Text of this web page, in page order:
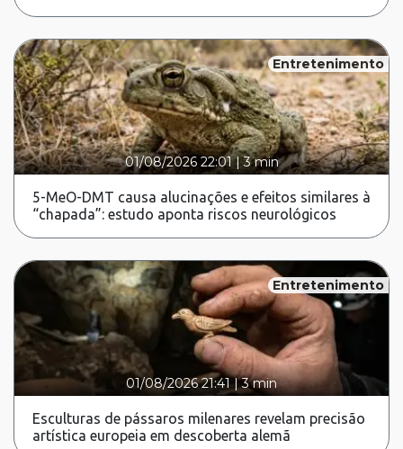
Entretenimento
01/08/2026 22:01|3 min
5-MeO-DMT causa alucinações e efeitos similares à
“chapada”: estudo aponta riscos neurológicos
Entretenimento
01/08/2026 21:41 |3 min
Esculturas de pássaros milenares revelam precisão
artística europeia em descoberta alemã